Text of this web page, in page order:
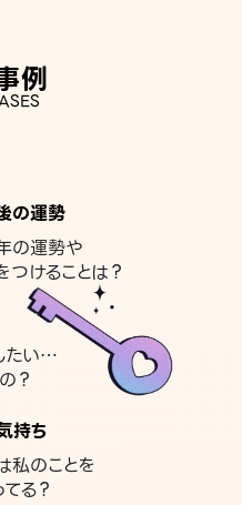
例
の運勢
の運勢や
つけることは？
たい…
？
持ち
私のことを
る？